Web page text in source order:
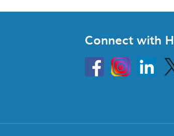
Connect with
HKU
InstagramLinkedin